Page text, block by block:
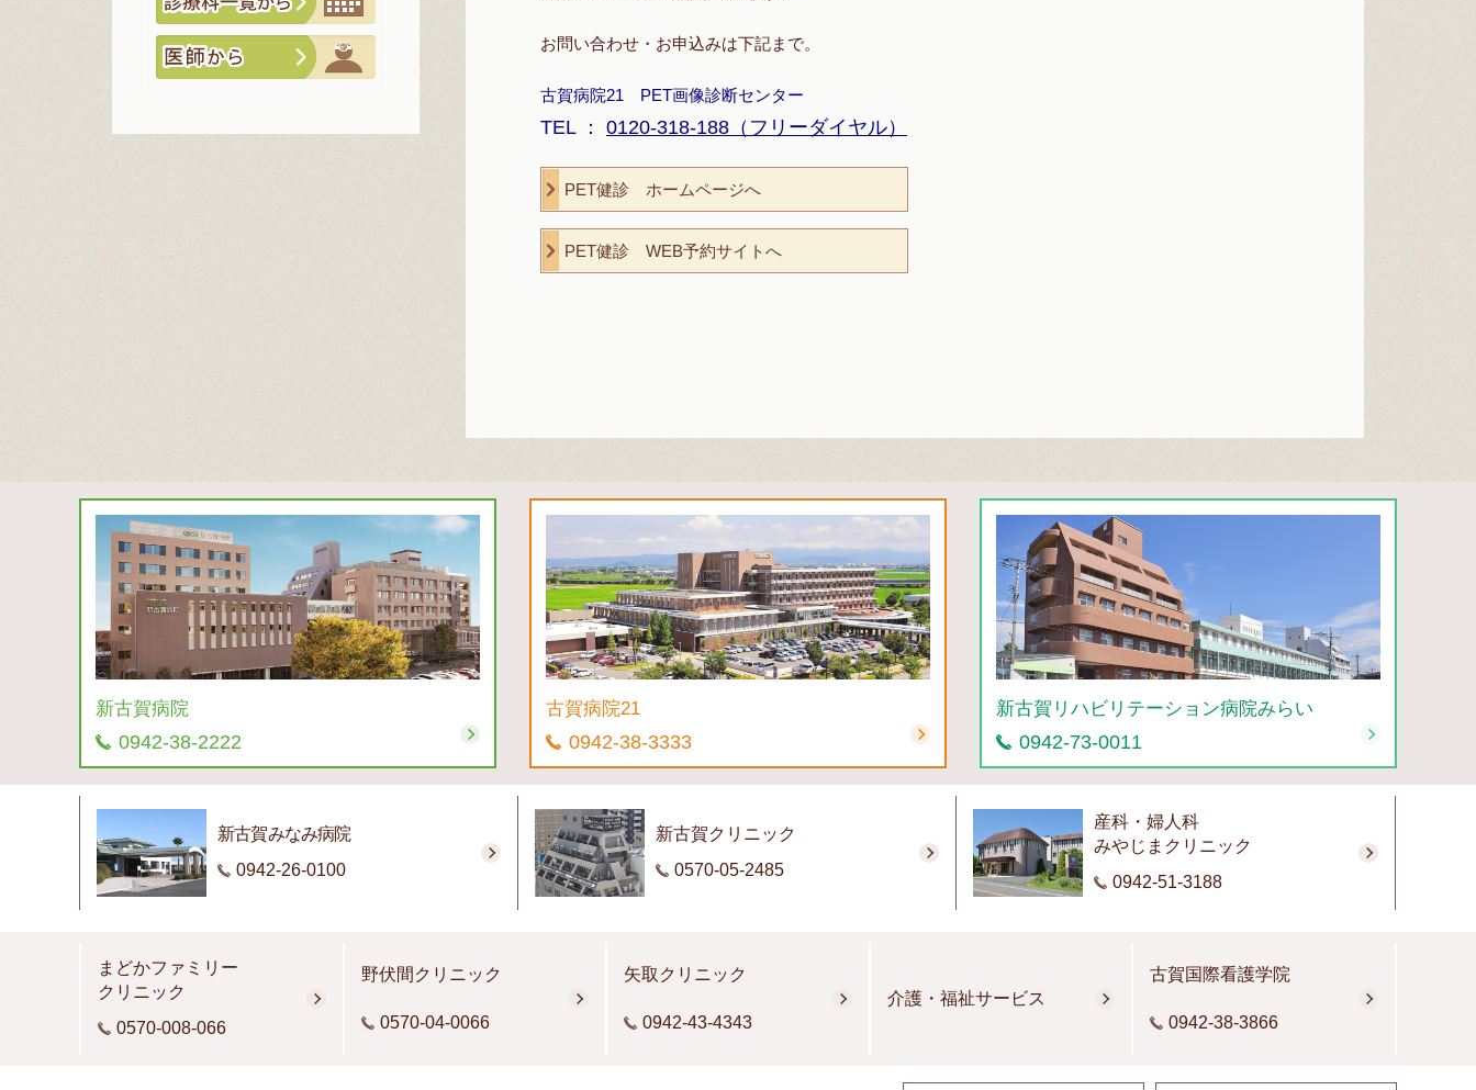
お問い合わせ・お申込みは下記まで。
古賀病院21 PET画像診断センター
TEL ： 0120-318-188（フリーダイヤル）
PET健診 ホームページへ
PET健診 WEB予約サイトへ
新古賀病院
0942-38-2222
古賀病院21
0942-38-3333
新古賀リハビリテーション病院みらい
0942-73-0011
新古賀みなみ病院
0942-26-0100
新古賀クリニック
0570-05-2485
産科・婦人科
みやじまクリニック
0942-51-3188
まどかファミリー
クリニック
0570-008-066
野伏間クリニック
0570-04-0066
矢取クリニック
0942-43-4343
介護・福祉サービス
古賀国際看護学院
0942-38-3866